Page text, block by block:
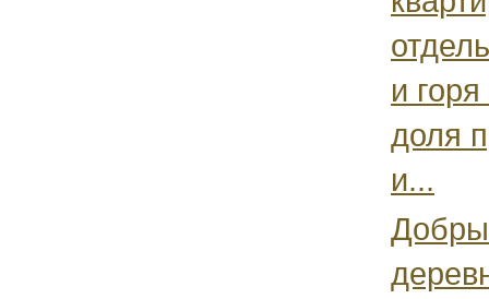
и
доля
и...